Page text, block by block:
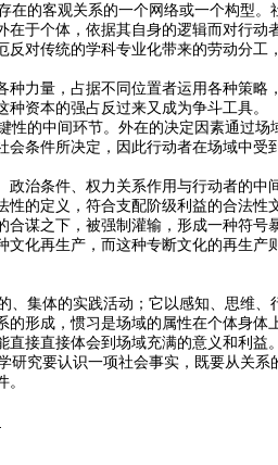
的客观关系的一个网络或一个构型
于个体，依据其自身的逻辑而对行
对传统的学科专业化带来的劳动分
力量，占据不同位置者运用各种策
资本的强占反过来又成为争斗工具。
的中间环节。外在的决定因素通过
条件所决定，因此行动者在场域中
治条件、权力关系作用与行动者的
的定义，符合支配阶级利益的合法
谋之下，被强制灌输，形成一种符号
化再生产，而这种专断文化的再生
集体的实践活动；它以感知、思维、
形成，惯习是场域的属性在个体身
接直接体会到场域充满的意义和利益。
究要认识一项社会事实，既要从关